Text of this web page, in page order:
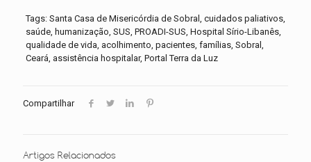
Tags: Santa Casa de Misericórdia de Sobral, cuidados paliativos,
saúde, humanização, SUS, PROADI-SUS, Hospital Sírio-Libanês,
qualidade de vida, acolhimento, pacientes, famílias, Sobral,
Ceará, assistência hospitalar, Portal Terra da Luz
Compartilhar
Artigos Relacionados